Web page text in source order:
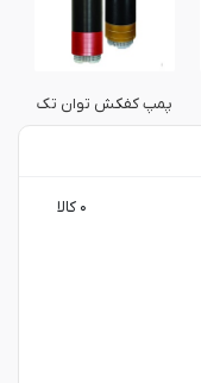
پمپ کفکش توان تک
۰ کالا